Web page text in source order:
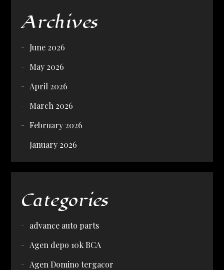
Archives
June 2026
May 2026
April 2026
March 2026
February 2026
January 2026
Categories
advance auto parts
Agen depo 10k BCA
Agen Domino tergacor